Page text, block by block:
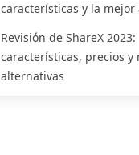
características y la
Revisión de ShareX 2023:
características, precios y
alternativas